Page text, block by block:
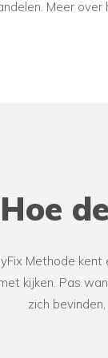
Meer
Hoe de
Methode
kijken. Pas
zich